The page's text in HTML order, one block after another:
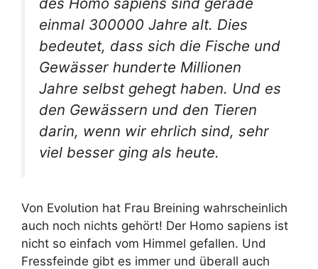
einmal 300000 Jahre alt. Dies
bedeutet, dass sich die Fische und
Gewässer hunderte Millionen
Jahre selbst gehegt haben. Und es
den Gewässern und den Tieren
darin, wenn wir ehrlich sind, sehr
viel besser ging als heute.
Von Evolution hat Frau Breining wahrscheinlich
auch noch nichts gehört! Der Homo sapiens ist
nicht so einfach vom Himmel gefallen. Und
Fressfeinde gibt es immer und überall auch